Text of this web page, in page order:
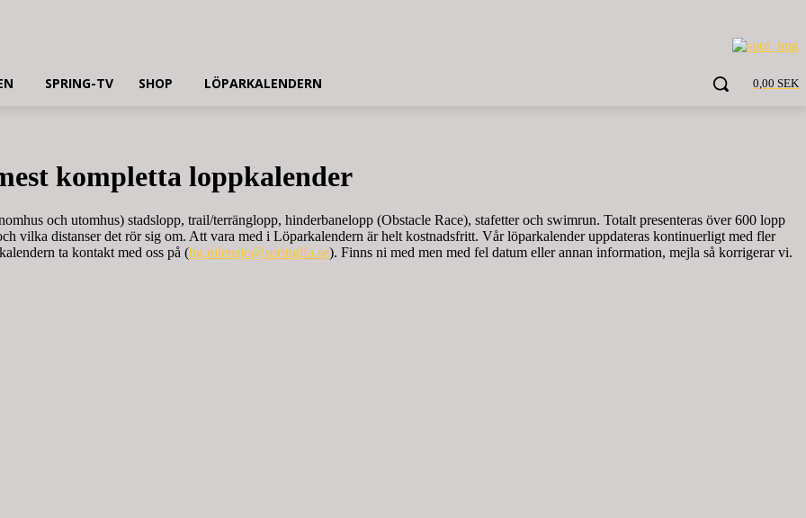
0,00 SEK
SPRING-TV SHOP LÖPARKALENDERN
kompletta loppkalender
och utomhus) stadslopp, trail/terränglopp, hinderbanelopp (Obstacle Race), stafetter och swimrun. Totalt presenteras över 600 lopp
vilka distanser det rör sig om. Att vara med i Löparkalendern är helt kostnadsfritt. Vår löparkalender uppdateras kontinuerligt med fler
ta kontakt med oss på (bg.nilensjo@springlfa.se). Finns ni med men med fel datum eller annan information, mejla så korrigerar vi.